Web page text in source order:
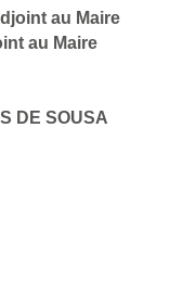
au Maire
au Maire
DE SOUSA